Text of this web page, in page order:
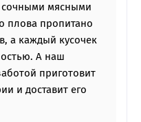
мясными
плова пропитано
а каждый кусочек
А наш
приготовит
и доставит его